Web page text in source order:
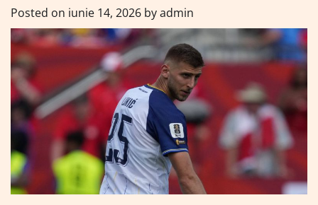
Posted on iunie 14, 2026 byadmin